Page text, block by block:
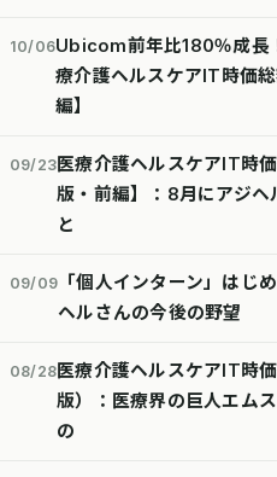
10/06Ubicom前年比180％成長
療介護ヘルスケアIT時価
編】
09/23医療介護ヘルスケアIT時
版・前編】：8月にアジヘ
と
09/09 「個人インターン」はじ
ヘルさんの今後の野望
08/28医療介護ヘルスケアIT時
版）：医療界の巨人エム
の